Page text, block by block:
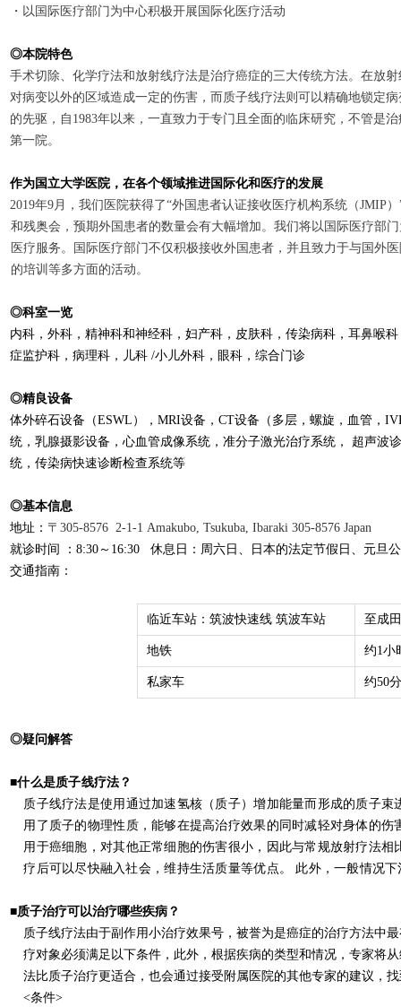
・以国际医疗部门为中心积极开展国际化医疗活动
◎本院特色
手术切除、化学疗法和放射线疗法是治疗癌症的三大传统方法。在放
对病变以外的区域造成一定的伤害，而质子线疗法则可以精确地锁定
的先驱，自1983年以来，一直致力于专门且全面的临床研究，不管是
第一院。
作为国立大学医院， 在各个领域推进国 际化和 医疗的发展
2019年9月，我们医院获得了“外国患者认证接收医疗机构系统（JMIP
和残奥会，预期外国患者的数量会有大幅增加。我们将以国际医疗部
医疗服务。国际医疗部门不仅积极接收外国患者，并且致力于与国外
的培训等多方面的活动。
◎科室一览
内科，外科 ， 精神科和神经科， 妇产科，皮肤科， 传染病科 ，耳鼻喉
症监护科 ，病理科 ，儿科 /小儿外科，眼科， 综合门诊
◎精良设备
体外碎石设备 （ESWL），MRI设备 ， CT设备 （多层 ，螺旋，血管，
统 ，乳腺摄影设备 ，心血管成像系统 ，准分子激光治疗系统 ， 超声波诊
统 ， 传染病快速诊断检查系统等
◎基本信息
地址 ： 〒 305-8576 2-1-1 Amakubo, Tsukuba, Ibaraki 305-8576 Japan
就诊时间 ： 8:30～16:30 休息日 ： 周六日 、日本的法定节假日 、 元旦
交通指南 ：
临近车站： 筑波快速线 筑波车站 至成
地铁 约1小
私家车 约50分
◎疑 问解答
■什么是质子线疗法？
质子线疗法是使用通过加速氢核（ 质子）增加能量而形成的质子束
用了 质子的物理性 质，能够在提高治疗效果的同 时减轻对身体的伤
用于癌细 胞， 对其他正常细 胞的伤害很小，因此与常 规放射疗法相
疗 后可以尽快融入社会，维持生活质量等优点。 此外，一般情况下
■质子治疗可以治疗哪些疾病？
质子线疗法由于副作用小治疗效果号，被誉为是癌症的治疗方法中
疗对象必须满足以下条件，此外，根据疾病的类型和情况，专家将从
法比质子治疗更适合 ，也会通过接受 附属医院的其他专家的建议 ，
<条件>